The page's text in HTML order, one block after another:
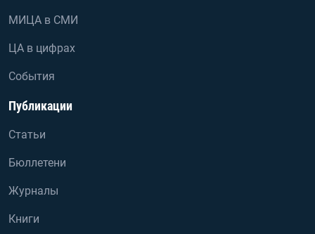
МИЦА в СМИ
ЦА в цифрах
События
Публикации
Статьи
Бюллетени
Журналы
Книги